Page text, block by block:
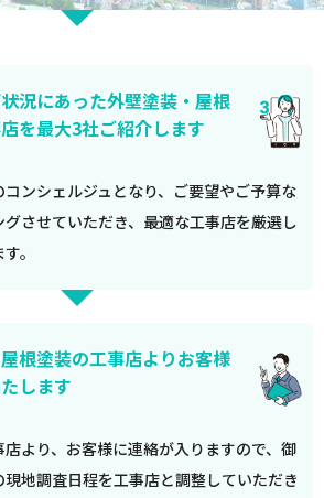
況にあった外壁塗装・屋根
を最大3社ご紹介します
ンシェルジュとなり、ご要望やご予算な
グさせていただき、最適な工事店を厳選し
。
根塗装の工事店よりお客様
します
より、お客様に連絡が入りますので、御
現地調査日程を工事店と調整していただき